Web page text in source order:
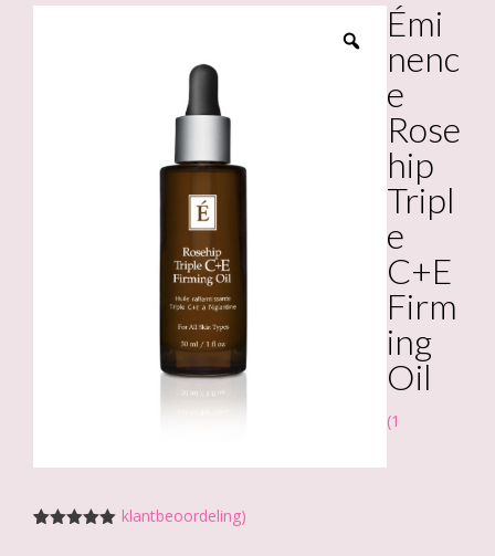
Émi
nenc
e
Rose
hip
Tripl
e
C+E
Firm
ing
Oil
(1
klantbeoordeling)